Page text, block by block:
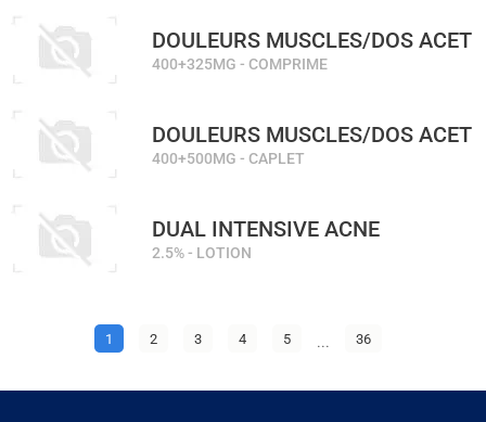
DOULEURS MUSCLES/DOS ACET
400+325MG - COMPRIME
DOULEURS MUSCLES/DOS ACET
400+500MG - CAPLET
DUAL INTENSIVE ACNE
2.5% - LOTION
1 2 3 4 5 ... 36